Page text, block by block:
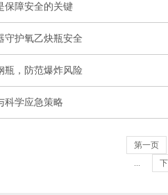
保障安全的关键
守护氧乙炔瓶安全
瓶，防范爆炸风险
科学应急策略
第一页
...